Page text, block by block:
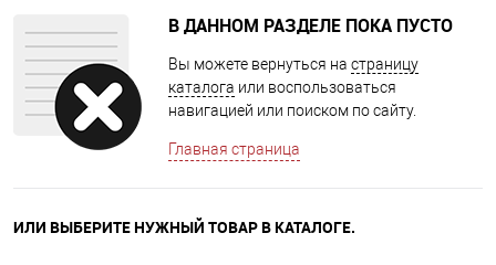
В ДАННОМ РАЗДЕЛЕ ПОКА ПУСТО
Вы можете вернуться на страницу
каталога или воспользоваться
навигацией или поиском по сайту.
Главная страница
ИЛИ ВЫБЕРИТЕ НУЖНЫЙ ТОВАР В КАТАЛОГЕ.